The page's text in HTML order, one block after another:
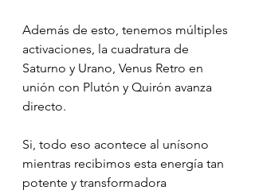
Además de esto, tenemos múltiples
activaciones, la cuadratura de
Saturno y Urano, Venus Retro en
unión con Plutón y Quirón avanza
directo.
Si, todo eso acontece al unísono
mientras recibimos esta energía tan
potente y transformadora